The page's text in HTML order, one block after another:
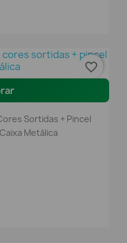
Sortidas + Pincel
Metálica
favorite_border